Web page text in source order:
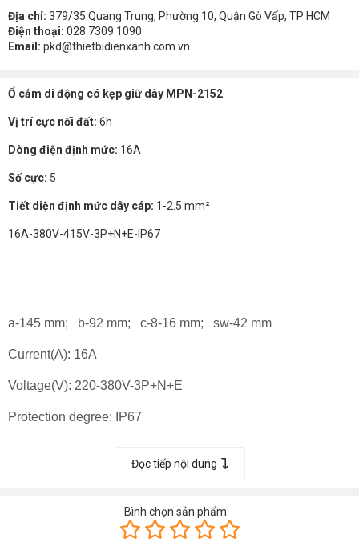
Địa chỉ: 379/35 Quang Trung, Phường 10, Quận Gò Vấp, TP HCM
Điện thoại: 028 7309 1090
Email: pkd@thietbidienxanh.com.vn
Ổ cắm di động có kẹp giữ dây MPN-2152
Vị trí cực nối đất: 6h
Dòng điện định mức: 16A
Số cực: 5
Tiết diện định mức dây cáp: 1-2.5 mm²
16A-380V-415V-3P+N+E-IP67
a-145 mm; b-92 mm; c-8-16 mm; sw-42 mm
Current(A): 16A
Voltage(V): 220-380V-3P+N+E
Protection degree: IP67
Đọc tiếp nội dung
Bình chọn sản phẩm: